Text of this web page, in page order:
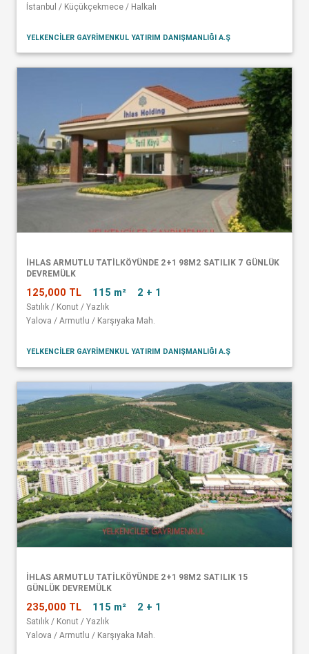
İstanbul / Küçükçekmece / Halkalı
YELKENCİLER GAYRİMENKUL YATIRIM DANIŞMANLIĞI A.Ş
İHLAS ARMUTLU TATİLKÖYÜNDE 2+1 98M2 SATILIK 7 GÜNLÜK
DEVREMÜLK
125,000 TL 115 m² 2 + 1
Satılık / Konut / Yazlık
Yalova / Armutlu / Karşıyaka Mah.
YELKENCİLER GAYRİMENKUL YATIRIM DANIŞMANLIĞI A.Ş
İHLAS ARMUTLU TATİLKÖYÜNDE 2+1 98M2 SATILIK 15
GÜNLÜK DEVREMÜLK
235,000 TL 115 m² 2 + 1
Satılık / Konut / Yazlık
Yalova / Armutlu / Karşıyaka Mah.